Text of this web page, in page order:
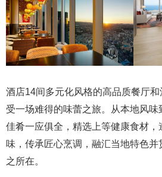
酒店14间多元化风格的高品质餐厅
受一场难得的味蕾之旅。从本地风
佳肴一应俱全，精选上等健康食材，
味，传承匠心烹调，融汇当地特色
之所在。